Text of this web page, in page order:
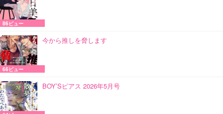
86ビュー
今から推しを脅します
66ビュー
BOY’Sピアス 2026年5月号